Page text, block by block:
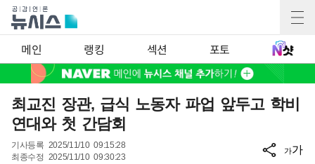
메인 랭킹 섹션 포토
최교진 장관, 급식 노동자 파업 앞두고 학비
연대와 첫 간담회
기사등록 2025/11/10 09:15:28
최종수정 2025/11/10 09:30:23
가가